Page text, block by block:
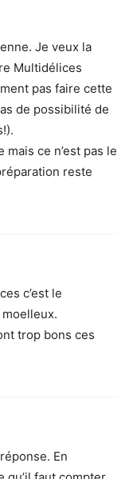
Je veux la
Multidélices
pas faire cette
de possibilité de
ce n’est pas le
reste
c’est le
trop bons ces
En